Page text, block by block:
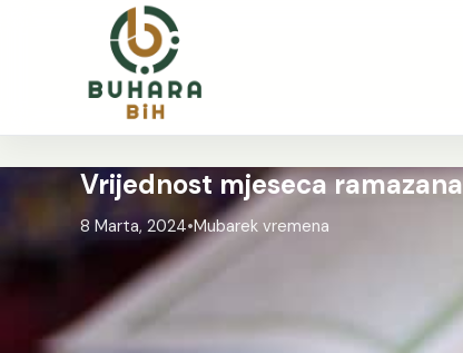
Vrijednost mjeseca ramazana
8 Marta, 2024•Mubarek vremena